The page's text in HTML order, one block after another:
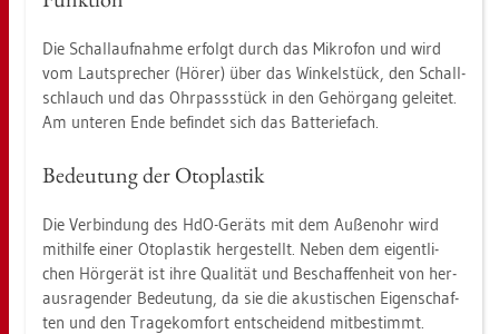
Die Schall­auf­nah­me er­folgt durch das Mi­kro­fon und wird
vom Laut­spre­cher (Hörer) über das Win­kel­stück, den Schall­
schlauch und das Ohr­pass­stück in den Ge­hör­gang ge­lei­tet.
Am un­te­ren Ende be­fin­det sich das Bat­te­rie­fach.
Be­deu­tung der Oto­plas­tik
Die Ver­bin­dung des HdO-Ge­räts mit dem Au­ßen­ohr wird
mit­hil­fe einer Oto­plas­tik her­ge­stellt. Neben dem ei­gent­li­
chen Hör­ge­rät ist ihre Qua­li­tät und Be­schaf­fen­heit von her­
aus­ra­gen­der Be­deu­tung, da sie die akus­ti­schen Ei­gen­schaf­
ten und den Tra­ge­kom­fort ent­schei­dend mit­be­stimmt.